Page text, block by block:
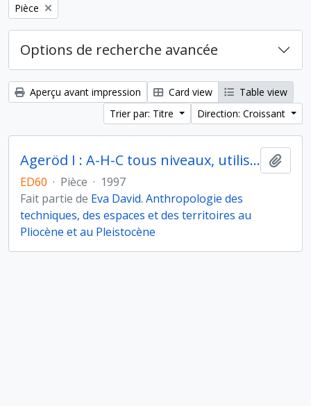
Remove filter:
Pièce
Options de recherche avancée
Aperçu avant impression Card view
Table view
Trier par: Titre
Direction: Croissant
Ageröd I : A-H-C tous niveaux, utilisation de la ramure cerf
ED60 · Pièce · 1997
Fait partie de Eva David. Anthropologie des
techniques, des espaces et des territoires au
Pliocène et au Pleistocène